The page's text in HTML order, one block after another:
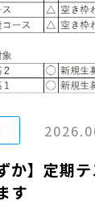
か】定期
す